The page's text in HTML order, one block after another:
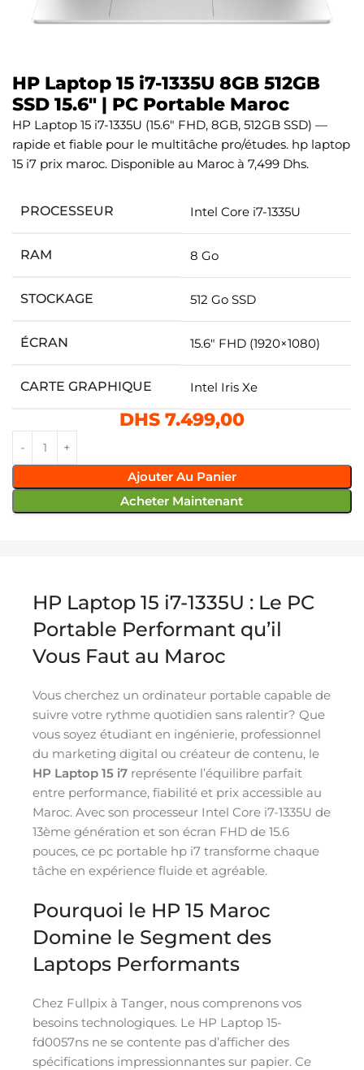
HP Laptop 15 i7-1335U 8GB 512GB
SSD 15.6″ | PC Portable Maroc
HP Laptop 15 i7-1335U (15.6″ FHD, 8GB, 512GB SSD) —
rapide et fiable pour le multitâche pro/études. hp laptop
15 i7 prix maroc. Disponible au Maroc à 7,499 Dhs.
PROCESSEUR Intel Core i7-1335U
RAM 8 Go
STOCKAGE 512 Go SSD
ÉCRAN 15.6″ FHD (1920×1080)
CARTE GRAPHIQUE Intel Iris Xe
DHS7.499,00
Ajouter Au Panier
Acheter Maintenant
HP Laptop 15 i7-1335U : Le PC
Portable Performant qu’il
Vous Faut au Maroc
Vous cherchez un ordinateur portable capable de
suivre votre rythme quotidien sans ralentir? Que
vous soyez étudiant en ingénierie, professionnel
du marketing digital ou créateur de contenu, le
HP Laptop 15 i7 représente l’équilibre parfait
entre performance, fiabilité et prix accessible au
Maroc. Avec son processeur Intel Core i7-1335U de
13ème génération et son écran FHD de 15.6
pouces, ce pc portable hp i7 transforme chaque
tâche en expérience fluide et agréable.
Pourquoi le HP 15 Maroc
Domine le Segment des
Laptops Performants
Chez Fullpix à Tanger, nous comprenons vos
besoins technologiques. Le HP Laptop 15-
fd0057ns ne se contente pas d’afficher des
spécifications impressionnantes sur papier. Ce